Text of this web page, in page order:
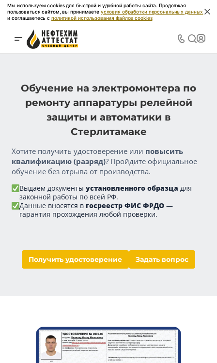
Мы используем cookies для быстрой и удобной работы сайта. Продолжая
пользоваться сайтом, вы принимаете условия обработки персональных данных
и соглашаетесь с политикой использования файлов cookies
Обучение на электромонтера по
ремонту аппаратуры релейной
защиты и автоматики в
Стерлитамаке
Хотите получить удостоверение или повысить
квалификацию (разряд)? Пройдите официальное
обучение без отрыва от производства.
Выдаем документы установленного образца для
законной работы по всей РФ.
Данные вносятся в госреестр ФИС ФРДО —
гарантия прохождения любой проверки.
Получить удостоверение Задать вопрос